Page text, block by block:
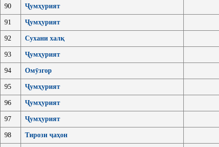
90 Ҷумҳурият
91 Ҷумҳурият
92 Сухани халқ
93 Ҷумҳурият
94 Омӯзгор
95 Ҷумҳурият
96 Ҷумҳурият
97 Ҷумҳурият
98 Тирози ҷаҳон